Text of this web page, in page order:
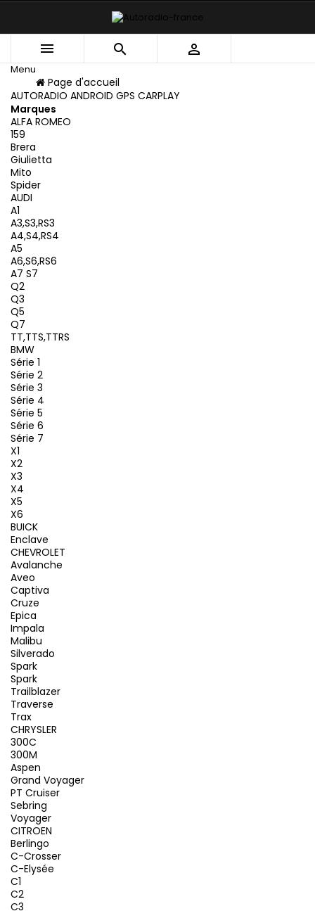
  
Menu
Page d'accueil
AUTORADIO ANDROID GPS CARPLAY
Marques
ALFA ROMEO
159
Brera
Giulietta
Mito
Spider
AUDI
A1
A3,S3,RS3
A4,S4,RS4
A5
A6,S6,RS6
A7 S7
Q2
Q3
Q5
Q7
TT,TTS,TTRS
BMW
Série 1
Série 2
Série 3
Série 4
Série 5
Série 6
Série 7
X1
X2
X3
X4
X5
X6
BUICK
Enclave
CHEVROLET
Avalanche
Aveo
Captiva
Cruze
Epica
Impala
Malibu
Silverado
Spark
Spark
Trailblazer
Traverse
Trax
CHRYSLER
300C
300M
Aspen
Grand Voyager
PT Cruiser
Sebring
Voyager
CITROEN
Berlingo
C-Crosser
C-Elysée
C1
C2
C3